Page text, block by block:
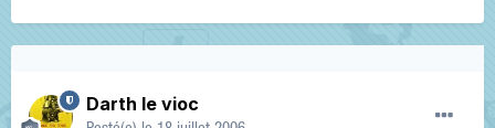
Darth le vioc